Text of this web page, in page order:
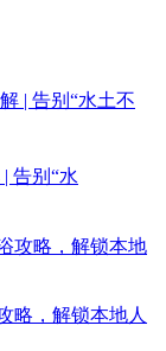
告别“水
略，解锁本地人